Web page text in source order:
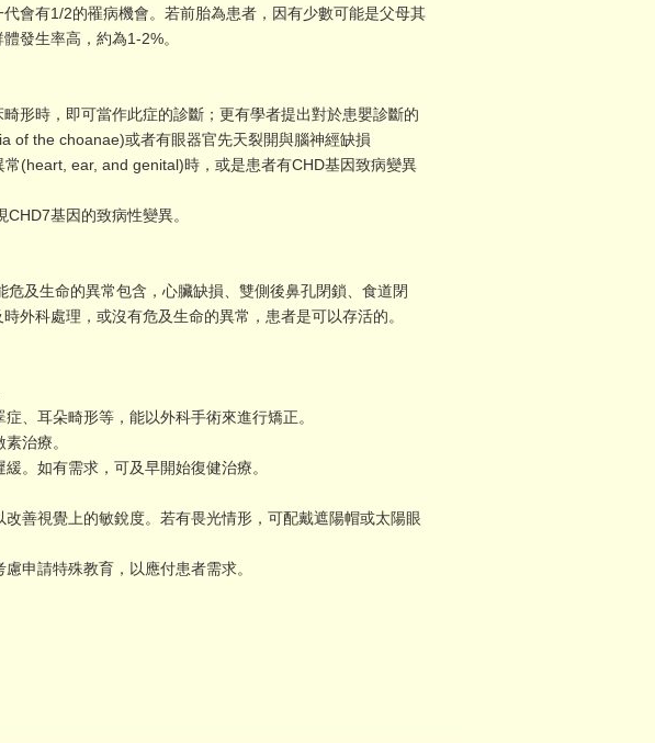
有1/2的罹病機會。若前胎為患者，因有少數可能是父母其
發生率高，約為1-2%。
時，即可當作此症的診斷；更有學者提出對於患嬰診斷的
of the choanae)或者有眼器官先天裂開與腦神經缺損
(heart, ear, and genital)時，或是患者有CHD基因致病變異
基因的致病性變異。
生命的異常包含，心臟缺損、雙側後鼻孔閉鎖、食道閉
外科處理，或沒有危及生命的異常，患者是可以存活的。
、耳朵畸形等，能以外科手術來進行矯正。
治療。
。如有需求，可及早開始復健治療。
善視覺上的敏銳度。若有畏光情形，可配戴遮陽帽或太陽眼
申請特殊教育，以應付患者需求。